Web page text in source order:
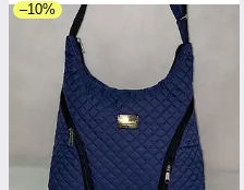
–10%